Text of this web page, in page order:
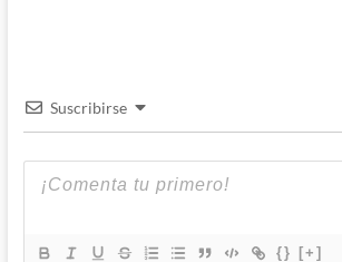
Suscribirse
{} [+]